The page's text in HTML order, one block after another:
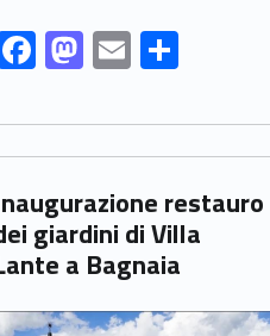
F
ac
e
b
o
o
k
M
as
to
d
o
n
E
m
ai
l
S
h
ar
e
archive #link-archive-62430 restauro
giardini di Villa
a Bagnaia
99415